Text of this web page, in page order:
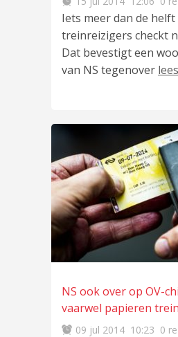
Iets meer dan de helft
treinreizigers checkt
Dat bevestigt een
van NS tegenover
NS ook over op OV-
vaarwel papieren
09 jul 2014 10:23 0